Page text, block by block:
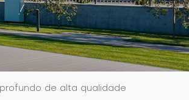
de alta qualidade